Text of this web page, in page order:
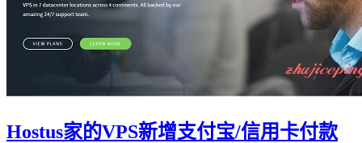
Hostus家的VPS新增支付宝/信用卡付款